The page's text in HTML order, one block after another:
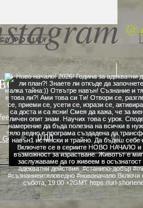
Policy
good food
GetBetter